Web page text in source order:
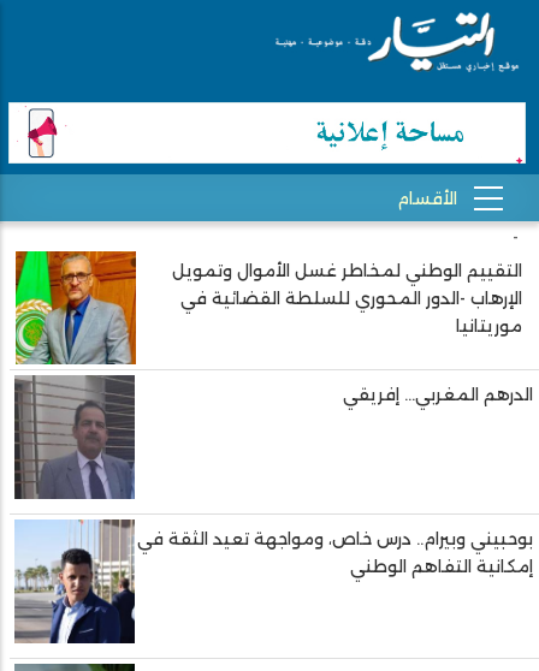
-
التقييم الوطني لمخاطر غسل الأموال وتمويل
الإرهاب -الدور المحوري للسلطة القضائية في
موريتانيا
الدرهم المغربي... إفريقي
بوحبيني وبيرام.. درس خاص، ومواجهة تعيد الثقة في
إمكانية التفاهم الوطني
Pagination